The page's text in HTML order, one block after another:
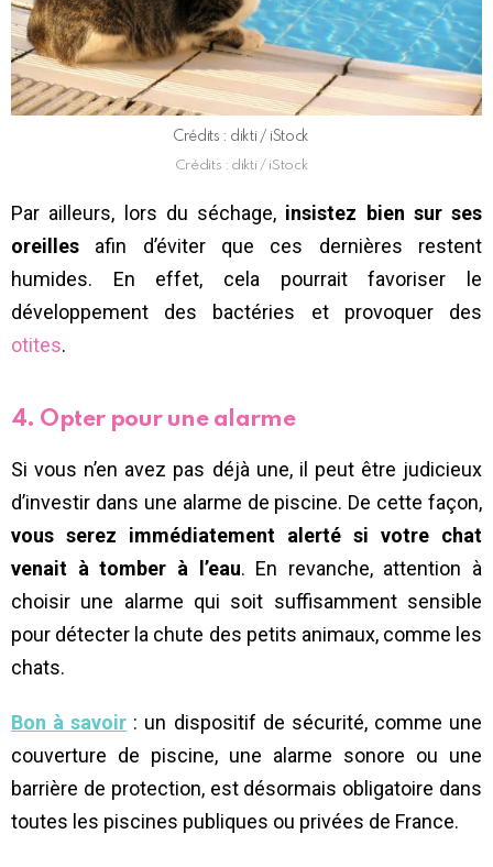
Crédits : dikti / iStock
Crédits : dikti / iStock
Par ailleurs, lors du séchage, insistez bien sur ses
oreilles afin d’éviter que ces dernières restent
humides. En effet, cela pourrait favoriser le
développement des bactéries et provoquer des
otites.
4. Opter pour une alarme
Si vous n’en avez pas déjà une, il peut être judicieux
d’investir dans une alarme de piscine. De cette façon,
vous serez immédiatement alerté si votre chat
venait à tomber à l’eau. En revanche, attention à
choisir une alarme qui soit suffisamment sensible
pour détecter la chute des petits animaux, comme les
chats.
Bon à savoir : un dispositif de sécurité, comme une
couverture de piscine, une alarme sonore ou une
barrière de protection, est désormais obligatoire dans
toutes les piscines publiques ou privées de France.